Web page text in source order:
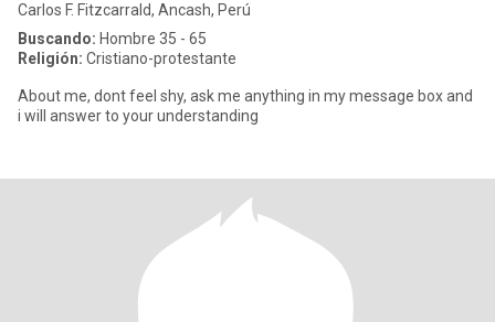
Carlos F. Fitzcarrald, Ancash, Perú
Buscando: Hombre 35 - 65
Religión: Cristiano-protestante
About me, dont feel shy, ask me anything in my message box and
i will answer to your understanding